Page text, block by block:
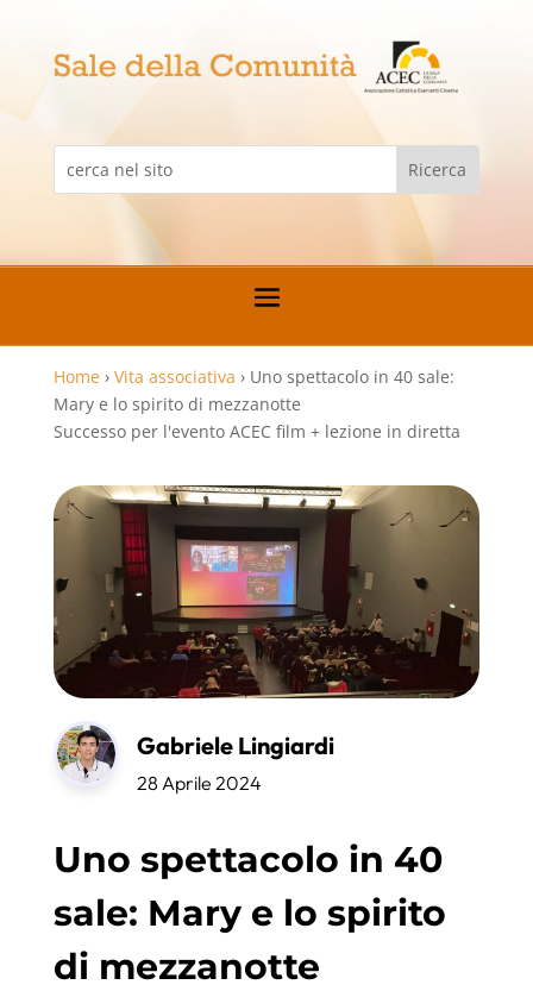
Home › Vita associativa › Uno spettacolo in 40 sale:
Mary e lo spirito di mezzanotte
Successo per l'evento ACEC film + lezione in diretta
Gabriele Lingiardi
28 Aprile 2024
Uno spettacolo in 40
sale: Mary e lo spirito
di mezzanotte